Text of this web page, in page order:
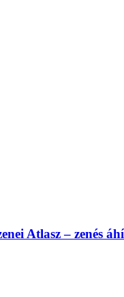
Atlasz – zenés